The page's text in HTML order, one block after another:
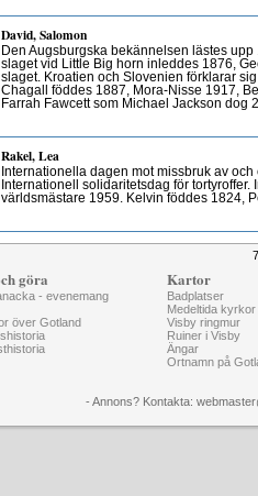
David, Salomon
Den Augsburgska bekännelsen lästes
slaget vid Little Big horn inleddes 1876,
slaget. Kroatien och Slovenien förklarar
Chagall föddes 1887, Mora-Nisse 1917,
Farrah Fawcett som Michael Jackson dog
Rakel, Lea
Internationella dagen mot missbruk av
Internationell solidaritetsdag för tortyroffer.
världsmästare 1959. Kelvin föddes 1824,
göra
- evenemang
över Gotland
Kartor
Badplatser
Medeltida kyrkor
Visby ringmur
Ruiner i Visby
Ängar
Ortnamn på
- Annons? Kontakta: